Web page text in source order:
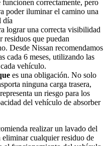
correctamente, pero
poder iluminar el camino una
día
lograr una correcta visibilidad
residuos que puedan
Desde Nissan recomendamos
cada 6 meses, utilizando las
vehículo.
es una obligación. No solo
ninguna carga trasera,
un riesgo para los
del vehículo de absorber
realizar un lavado del
cualquier residuo de